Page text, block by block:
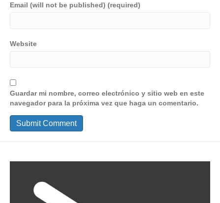
Email (will not be published) (required)
Website
Guardar mi nombre, correo electrónico y sitio web en este
navegador para la próxima vez que haga un comentario.